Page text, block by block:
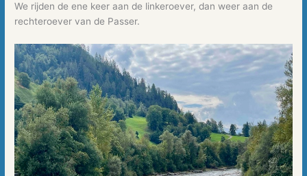
We rijden de ene keer aan de linkeroever, dan weer aan de
rechteroever van de Passer.